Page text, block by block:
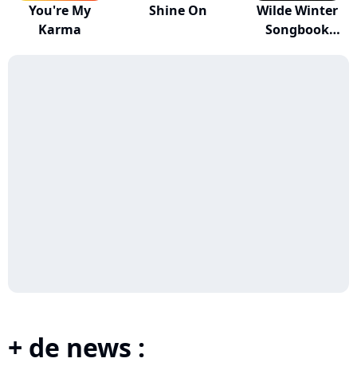
You're My
Karma
Shine On
Wilde Winter
Songbook
+ de news :